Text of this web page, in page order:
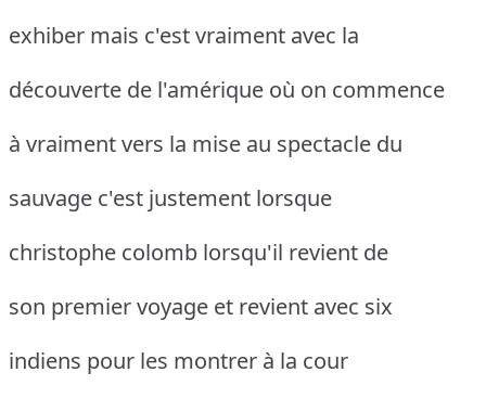
exhiber mais c'est vraiment avec la
découverte de l'amérique où on commence
à vraiment vers la mise au spectacle du
sauvage c'est justement lorsque
christophe colomb lorsqu'il revient de
son premier voyage et revient avec six
indiens pour les montrer à la cour